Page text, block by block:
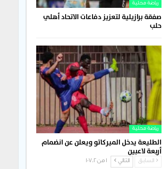
رياضة محلية
صفقة برازيلية لتعزيز دفاعات الاتحاد أهلي
حلب
رياضة محلية
الطليعة يدخل الميركاتو ويعلن عن انضمام
أربعة لاعبين
السابق التالي 1 من 1٬702